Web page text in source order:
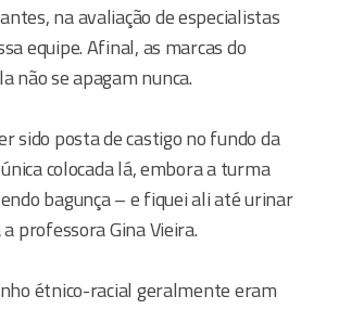
na avaliação de especialistas
equipe. Afinal, as marcas do
não se apagam nunca.
sido posta de castigo no fundo da
colocada lá, embora a turma
bagunça – e fiquei ali até urinar
professora Gina Vieira.
étnico-racial geralmente eram